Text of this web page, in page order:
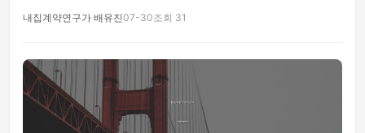
내집계약연구가 배유진07-30조회 31